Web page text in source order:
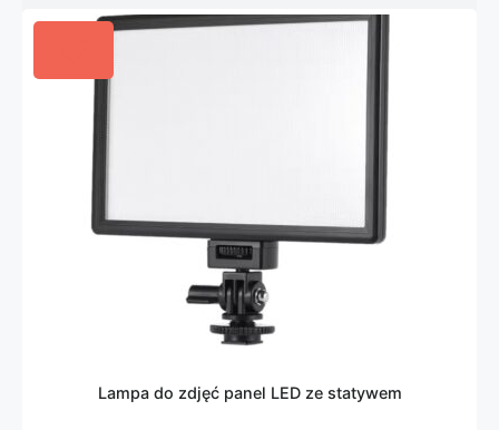
Lampa do zdjęć panel LED ze statywem